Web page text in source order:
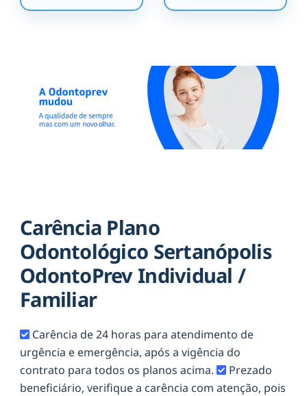
Carência Plano
Odontológico Sertanópolis
OdontoPrev Individual /
Familiar
Carência de 24 horas para atendimento de
urgência e emergência, após a vigência do
contrato para todos os planos acima.
Prezado
beneficiário, verifique a carência com atenção, pois